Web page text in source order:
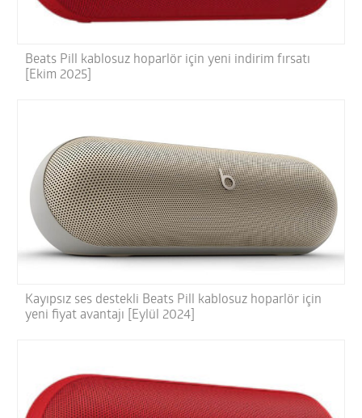
Beats Pill kablosuz hoparlör için yeni indirim fırsatı
[Ekim 2025]
Kayıpsız ses destekli Beats Pill kablosuz hoparlör için
yeni fiyat avantajı [Eylül 2024]